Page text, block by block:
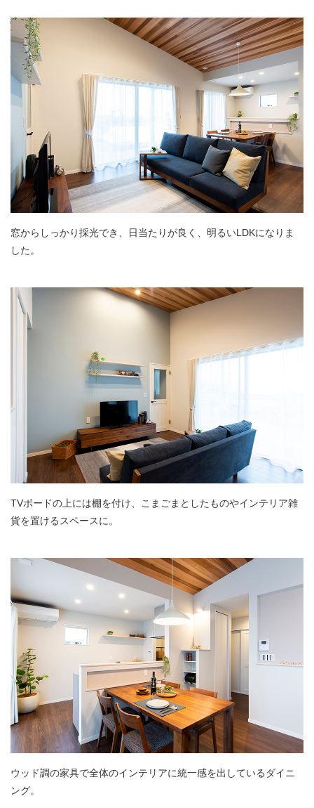
窓からしっかり採光でき、日当たりが良く、明るいLDKになりま
した。
TVボードの上には棚を付け、こまごまとしたものやインテリア雑
貨を置けるスペースに。
ウッド調の家具で全体のインテリアに統一感を出しているダイニ
ング。